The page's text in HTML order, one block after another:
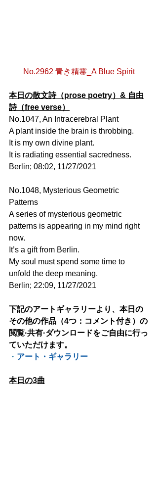
No.2962 青き精霊_A Blue Spirit
本日の散文詩（prose poetry）& 自由
詩（free verse）
No.1047, An Intracerebral Plant
A plant inside the brain is throbbing.
It is my own divine plant.
It is radiating essential sacredness.
Berlin; 08:02, 11/27/2021
No.1048, Mysterious Geometric
Patterns
A series of mysterious geometric
patterns is appearing in my mind right
now.
It’s a gift from Berlin.
My soul must spend some time to
unfold the deep meaning.
Berlin; 22:09, 11/27/2021
下記のアートギャラリーより、本日の
その他の作品（4つ：コメント付き）の
閲覧·共有·ダウンロードをご自由に行っ
ていただけます。
・ アート・ギャラリー
本日の3曲